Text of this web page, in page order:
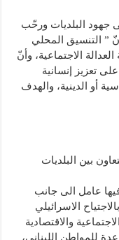
جهود البلديات ورحّب
” التنسيق المحلي
الاجتماعية، وأنّ
تعزيز إنسانية
أو الدينية، والهدف
بين البلديات
عامل الى جانب
الاسرائيلي
والاقتصادية
للمواطن اللبناني،